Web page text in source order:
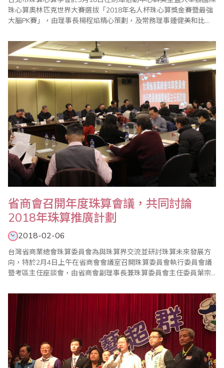
珠心算奧林匹克世界大賽選拔「2018年名人杯珠心算獎金賽暨最強
大腦PK賽」，由理事長楊程焰精心策劃，及常務理事鍾健美和比賽
正的大會裁判長陳彥光老師主持下，比賽在選手葉致辰帶領宣誓下
揭開序幕，加上眾多老師的協助與配合，使得比賽圓滿成功。 本屆
比賽開創閃算PK表演賽，凡參加珠算..
​省商會召開年度珠算會議，共同討論
2018年珠算推廣計劃
2018-02-06
台灣省商業總會珠算委員會為與珠算界交流並研討珠算未來發展方
向，特於2月4日上午在省商會會議室召開珠算委員會執行委員會議
暨考區主任座談會，由省商會副理事長兼珠算委員會主任委員葉宗
顧問、執行委員及珠算心算聯合測試考區主任共同參與。 葉副理事
長在致詞中表示，在座珠算老師們推動珠心算數學教學有成，不僅
積極發展推廣海內外兒童珠心算教育，更加入樂..